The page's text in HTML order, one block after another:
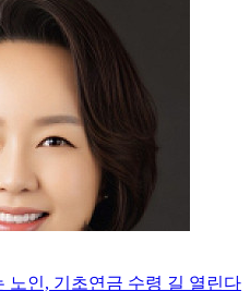
노인, 기초연금 수령 길 열린다